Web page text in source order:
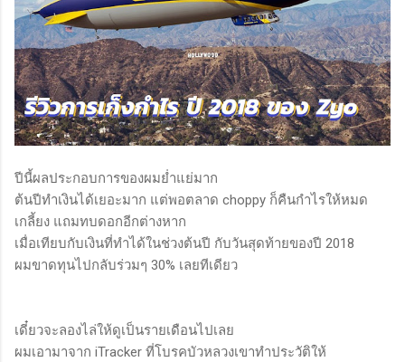
ปีนี้ผลประกอบการของผมย่ำแย่มาก
ต้นปีทำเงินได้เยอะมาก แต่พอตลาด choppy ก็คืนกำไรให้หมด
เกลี้ยง แถมทบดอกอีกต่างหาก
เมื่อเทียบกับเงินที่ทำได้ในช่วงต้นปี กับวันสุดท้ายของปี 2018
ผมขาดทุนไปกลับร่วมๆ 30% เลยทีเดียว
เดี๋ยวจะลองไล่ให้ดูเป็นรายเดือนไปเลย
ผมเอามาจาก iTracker ที่โบรคบัวหลวงเขาทำประวัติให้